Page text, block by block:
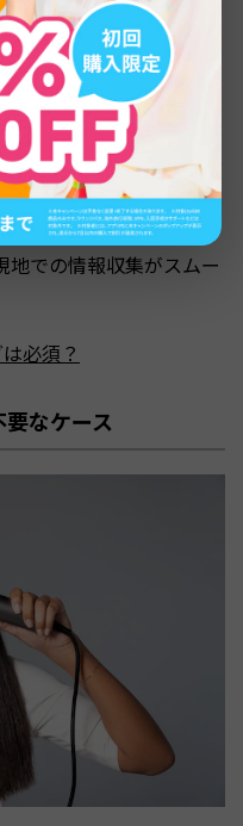
し出してもらえるケー
め、事前に自分で用意
に準備しておきたい方
の海外eSIMアプリ「ト
とあわせてスマートフォ
地での情報収集がスムー
必須？
なケース